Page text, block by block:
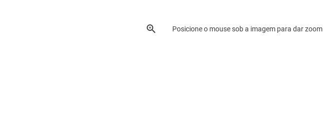
Posicione o mouse sob a imagem para dar zoom